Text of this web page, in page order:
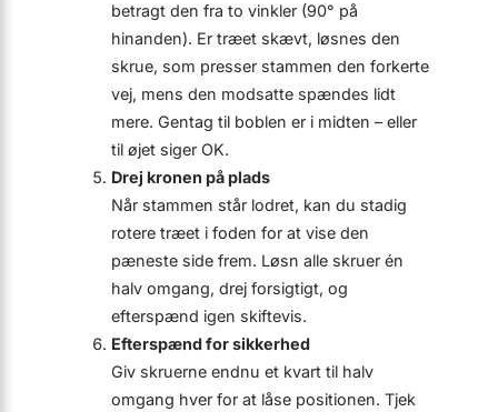
betragt den fra to vinkler (90° på
hinanden). Er træet skævt, løsnes den
skrue, som presser stammen den forkerte
vej, mens den modsatte spændes lidt
mere. Gentag til boblen er i midten – eller
til øjet siger OK.
Drej kronen på plads
Når stammen står lodret, kan du stadig
rotere træet i foden for at vise den
pæneste side frem. Løsn alle skruer én
halv omgang, drej forsigtigt, og
efterspænd igen skiftevis.
Efterspænd for sikkerhed
Giv skruerne endnu et kvart til halv
omgang hver for at låse positionen. Tjek